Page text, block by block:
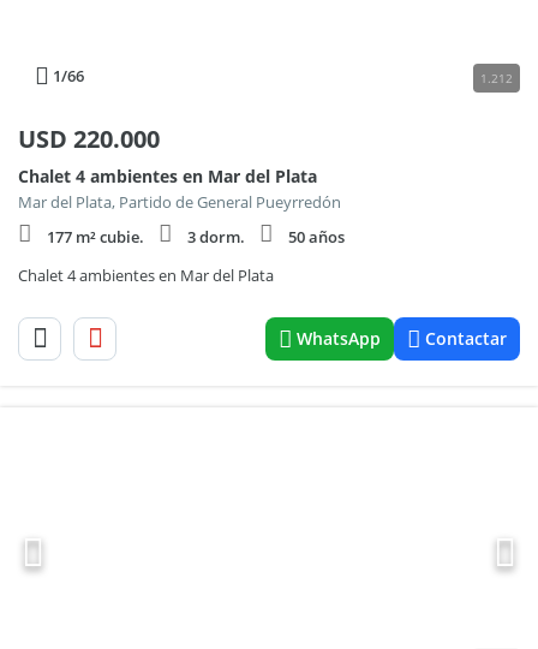
1/66 1.212
USD 220.000
Chalet 4 ambientes en Mar del Plata
Mar del Plata, Partido de General Pueyrredón
177 m² cubie.
3 dorm.
50 años
Chalet 4 ambientes en Mar del Plata
WhatsApp Contactar